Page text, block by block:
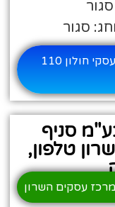
סגור
בנק הפועלים בע"מ סניף מרכז שירות עסקי חולון 110
סניף
טלפון,
עסקים השרון